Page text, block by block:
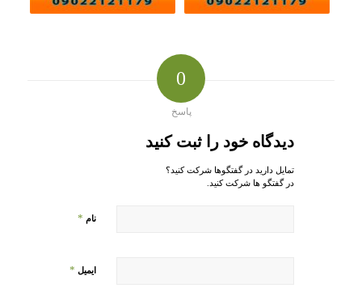
0
پاسخ
دیدگاه خود را ثبت کنید
تمایل دارید در گفتگوها شرکت کنید؟
در گفتگو ها شرکت کنید.
نام *
ایمیل *